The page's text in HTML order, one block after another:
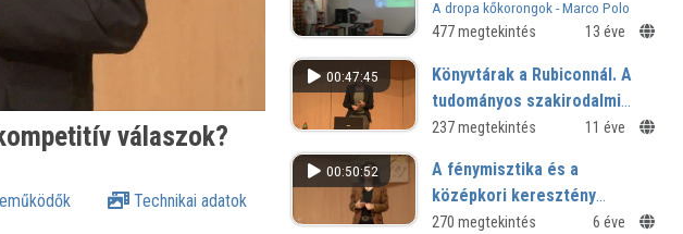
válaszok?
Technikai adatok
- állami és egyházi
középiskolások körében
A dropa kőkorongok - Marco Polo
keleti utazása - A tarimi múmiák
477 megtekintés 13 éve
00:47:45
Könyvtárak a Rubiconnál. A
tudományos szakirodalmi
információellátás új könyvtári
237 megtekintés 11 éve
00:50:52
A fénymisztika és a
középkori keresztény
templomépítészet
270 megtekintés 6 éve